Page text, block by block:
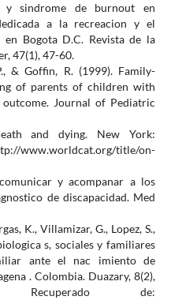
y sindrome de burnout en
a la recreacion y el
Bogota D.C. Revista de la
47(1), 47-60.
& Goffin, R. (1999). Family-
of parents of children with
Journal of Pediatric
and dying. New York:
www.worldcat.org/title/on-
y acompanar a los
de discapacidad. Med
K., Villamizar, G., Lopez, S.,
s, sociales y familiares
ante el nac imiento de
. Colombia. Duazary, 8(2),
de: